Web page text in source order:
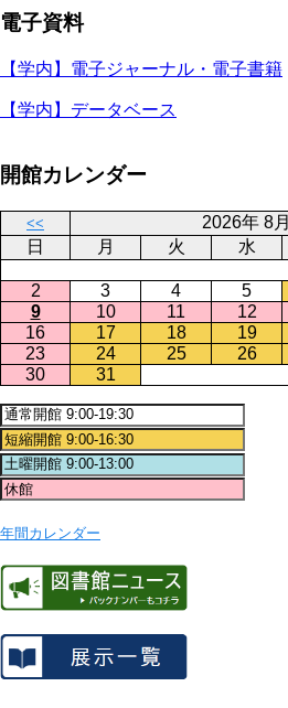
電子資料
【学内】電子ジャーナル・電子書籍
【学内】データベース
開館カレンダー
<< 2026年 8月
日 月 火 水
2
3 4 5
9
10 11 12
16
17 18 19
23
24 25 26
30
31
年間カレンダー